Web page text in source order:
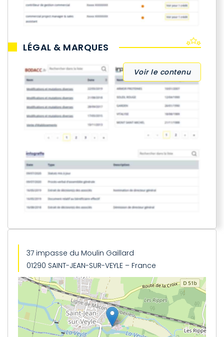
LÉGAL & MARQUES
Voir le contenu
37 impasse du Moulin Gaillard
01290 SAINT-JEAN-SUR-VEYLE – France